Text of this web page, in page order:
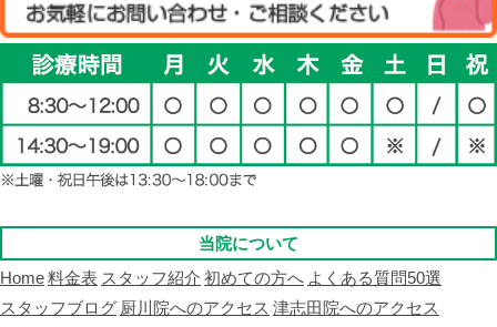
当院について
Home料金表 スタッフ紹介 初めての方へ よくある質問50選
スタッフブログ 厨川院へのアクセス 津志田院へのアクセス